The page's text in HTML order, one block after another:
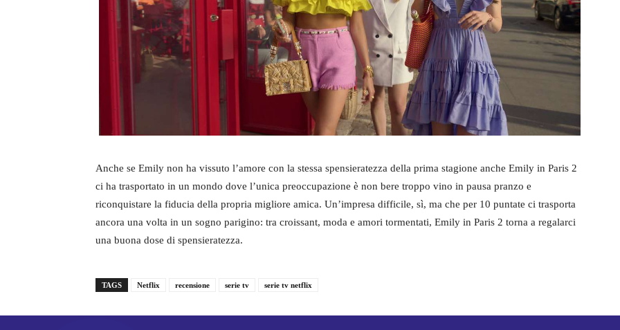
Anche se Emily non ha vissuto l’amore con la stessa spensieratezza della prima stagione anche Emily in Paris 2
ci ha trasportato in un mondo dove l’unica preoccupazione è non bere troppo vino in pausa pranzo e
riconquistare la fiducia della propria migliore amica. Un’impresa difficile, sì, ma che per 10 puntate ci trasporta
ancora una volta in un sogno parigino: tra croissant, moda e amori tormentati, Emily in Paris 2 torna a regalarci
una buona dose di spensieratezza.
TAGS Netflix recensione serie tv serie tv netflix